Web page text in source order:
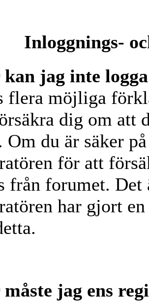
Inloggnings-
jag inte
flera möjliga
dig om att
Om du är säker
för att
från forumet.
har gjort
jag ens